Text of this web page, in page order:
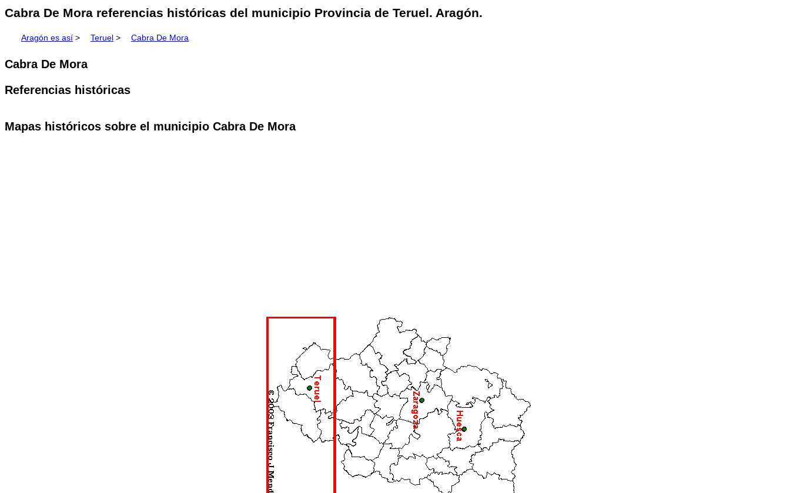
Cabra De Mora referencias históricas del municipio Provincia de Teruel. Aragón.
Aragón es así > Teruel > Cabra De Mora
Cabra De Mora
Referencias históricas
Mapas históricos sobre el municipio Cabra De Mora